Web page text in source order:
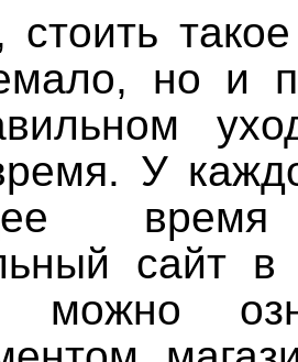
стоить
но и
У
время
сайт в
можно